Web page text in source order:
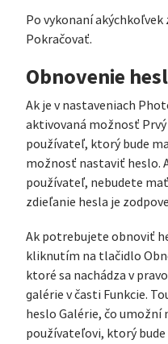
Po vykonaní
Pokračovať.
Obnovenie
Ak je v nastaveniach
aktivovaná možnosť
používateľ, ktorý bude
možnosť nastaviť heslo.
používateľ, nebudete
zdieľanie hesla je
Ak potrebujete obnoviť
kliknutím na tlačidlo
ktoré sa nachádza v
galérie v časti Funkcie.
heslo Galérie, čo
používateľovi, ktorý